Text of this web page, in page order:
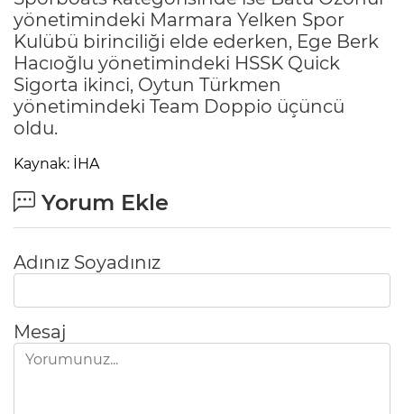
yönetimindeki Marmara Yelken Spor
Kulübü birinciliği elde ederken, Ege Berk
Hacıoğlu yönetimindeki HSSK Quick
Sigorta ikinci, Oytun Türkmen
yönetimindeki Team Doppio üçüncü
oldu.
Kaynak: İHA
Yorum Ekle
Adınız Soyadınız
Mesaj